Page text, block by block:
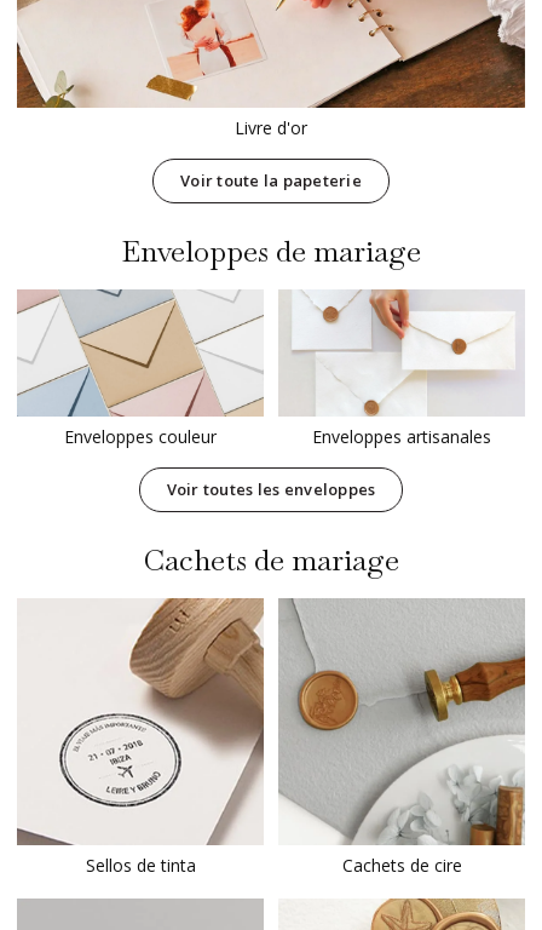
Livre d'or
Voir toute la papeterie
Enveloppes de mariage
Enveloppes couleur Enveloppes artisanales
Voir toutes les enveloppes
Cachets de mariage
Sellos de tinta Cachets de cire